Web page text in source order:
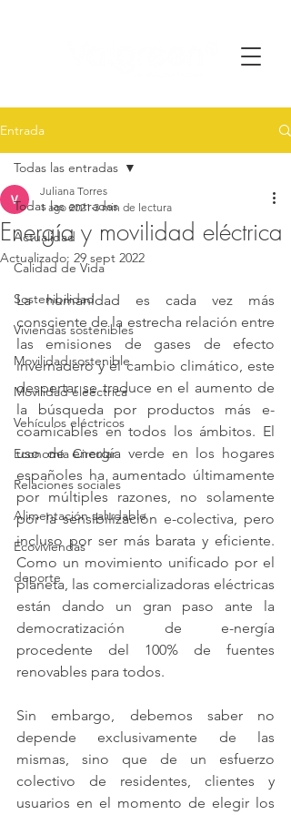
Entrada
Todas las entradas
Actualidad
Calidad de Vida
Sostenibilidad
Viviendas sostenibles
Movilidad sostenible
Movilidad eleéctrica
Vehículos eléctricos
Economía Circular
Relaciones sociales
Alimentación saludable
Ecoviviendas
deporte
Todas las entradas
Energía y movilidad eléctrica
Juliana Torres
1 ago 2021 3 min de lectura
Actualizado: 29 sept 2022
La humanidad es cada vez más
consciente de la estrecha relación entre
las emisiones de gases de efecto
invernadero y el cambio climático, este
despertar se traduce en el aumento de
la búsqueda por productos más e-
coamicables en todos los ámbitos. El
uso de energía verde en los hogares
españoles ha aumentado últimamente
por múltiples razones, no solamente
por la sensibilización e-colectiva, pero
incluso por ser más barata y eficiente.
Como un movimiento unificado por el
planeta, las comercializadoras eléctricas
están dando un gran paso ante la
democratización de e-nergía
procedente del 100% de fuentes
renovables para todos.
Sin embargo, debemos saber no
depende exclusivamente de las
mismas, sino que de un esfuerzo
colectivo de residentes, clientes y
usuarios en el momento de elegir los